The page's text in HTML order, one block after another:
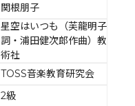
関根朋子
星空はいつも（芙龍明子作
詞・浦田健次郎作曲）教育芸
術社
TOSS音楽教育研究会
2級